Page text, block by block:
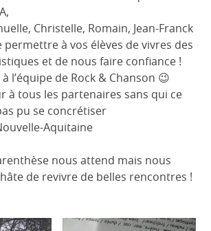
Christelle, Romain, Jean-Franck
permettre à vos élèves de vivres des
et de nous faire confiance !
l’équipe de Rock & Chanson 😉
à tous les partenaires sans qui ce
pu se concrétiser
Aquitaine
nous attend mais nous
de revivre de belles rencontres !